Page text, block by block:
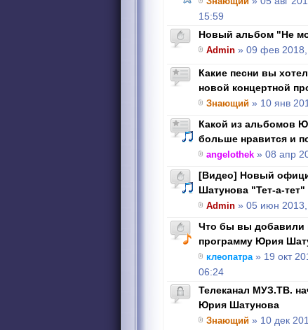
15:59
Новый альбом "Не
Admin » 09 фев
Какие песни вы
новой концертной
Знающий » 10 янв
Какой из альбомов
больше нравится и
angelothek » 08 апр
[Видео] Новый
Шатунова "Тет-а-тет"
Admin » 05 июн
Что бы вы добавили
программу Юрия
клеопатра» 19 окт
06:24
Телеканал МУЗ.ТВ.
Юрия Шатунова
Знающий » 10 дек